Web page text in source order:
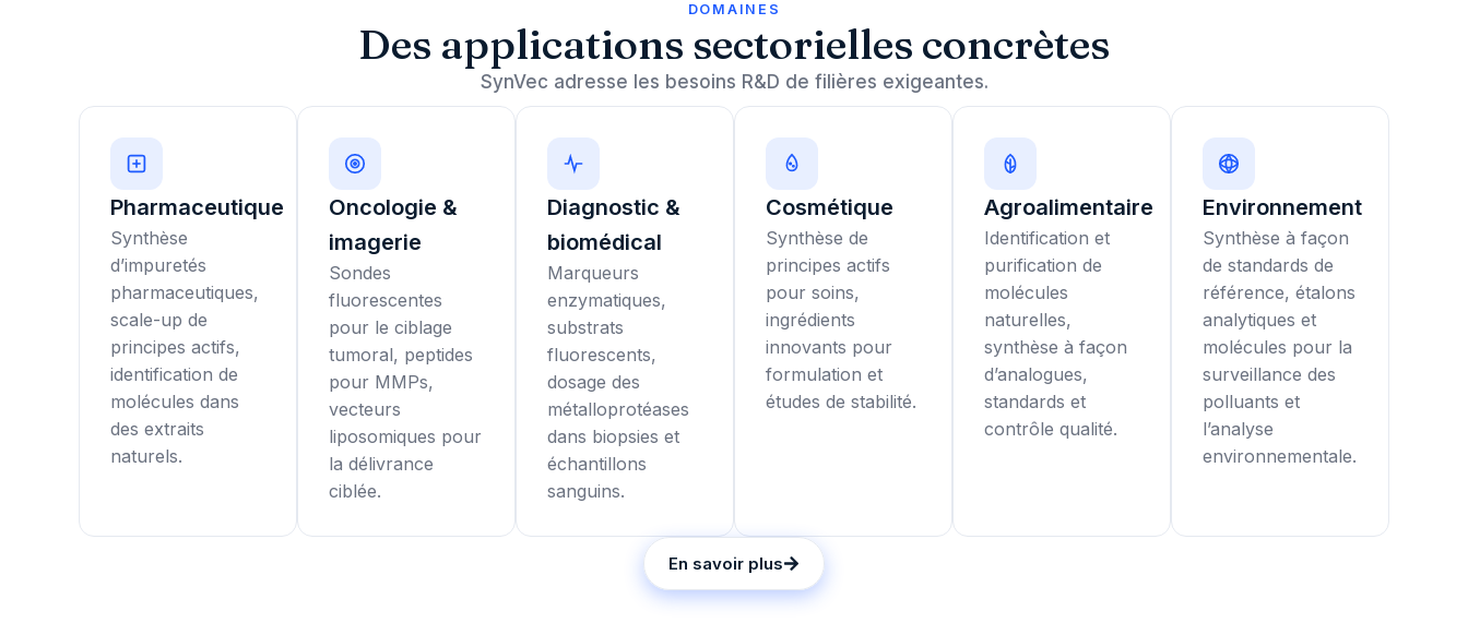
DOMAINES
Des applications sectorielles concrètes
SynVec adresse les besoins R&D de filières exigeantes.
Pharmaceutique
Synthèse
d’impuretés
pharmaceutiques,
scale-up de
principes actifs,
identification de
molécules dans
des extraits
naturels.
Oncologie &
imagerie
Sondes
fluorescentes
pour le ciblage
tumoral, peptides
pour MMPs,
vecteurs
liposomiques pour
la délivrance
ciblée.
Diagnostic &
biomédical
Marqueurs
enzymatiques,
substrats
fluorescents,
dosage des
métalloprotéases
dans biopsies et
échantillons
sanguins.
Cosmétique
Synthèse de
principes actifs
pour soins,
ingrédients
innovants pour
formulation et
études de stabilité.
Agroalimentaire
Identification et
purification de
molécules
naturelles,
synthèse à façon
d’analogues,
standards et
contrôle qualité.
Environnement
Synthèse à façon
de standards de
référence, étalons
analytiques et
molécules pour la
surveillance des
polluants et
l’analyse
environnementale.
En savoir plus